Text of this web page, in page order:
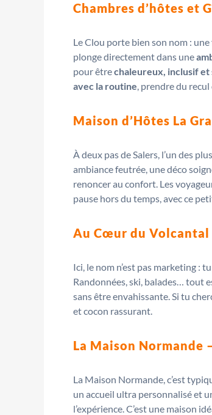
Chambres d’hôtes et
Le Clou porte bien son nom :
plonge directement dans une
pour êtrechaleureux, inclusif et
avec la routine, prendre du recul
Maison d’Hôtes La
À deux pas de Salers, l’un des
ambiance feutrée, une déco
renoncer au confort. Les
pause hors du temps, avec ce
Au Cœur du Volcantal
Ici, le nom n’est pas marketing :
Randonnées, ski, balades… tout
sans être envahissante. Si tu
et cocon rassurant.
La Maison Normande
La Maison Normande, c’est
un accueil ultra personnalisé et
l’expérience. C’est une maison